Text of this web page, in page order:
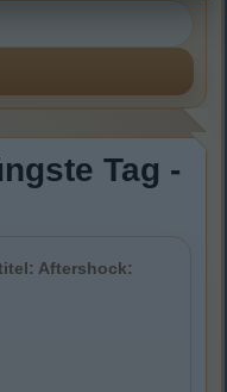
Tag -
Aftershock: